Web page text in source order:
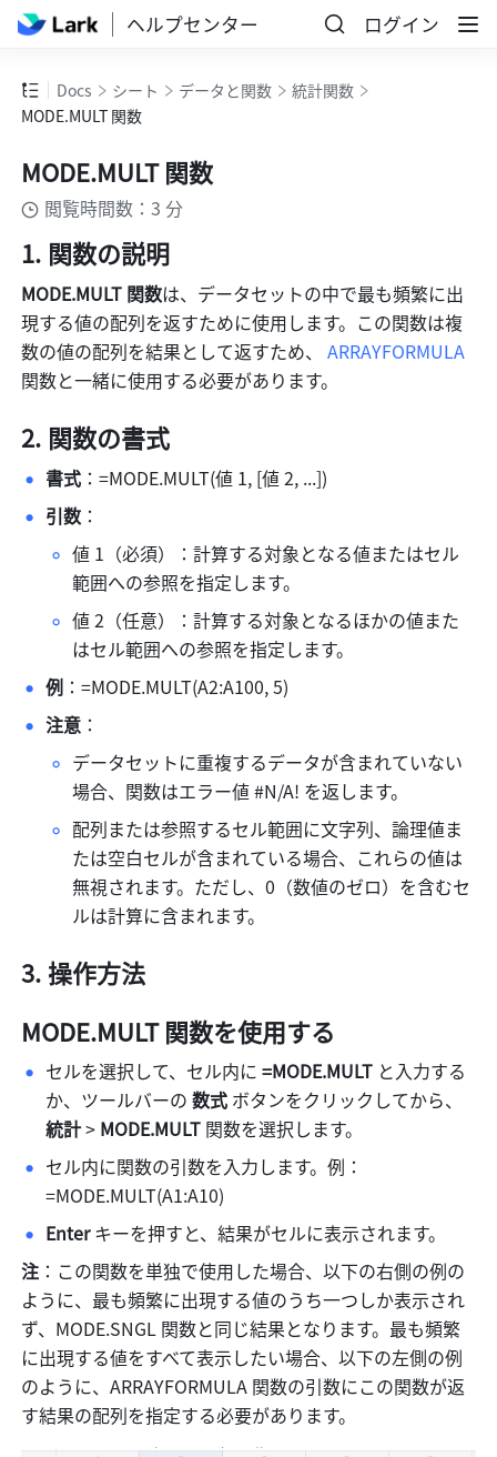
ヘルプセンター ログイン
Docs シート データと関数
統計関数
MODE.MULT 関数
MODE.MULT 関数
閲覧時間数：3 分
関数の説明
MODE.MULT 関数は、データセットの中で最も頻繁に出
現する値の配列を返すために使用します。この関数は複
数の値の配列を結果として返すため、 ARRAYFORMULA
関数と一緒に使用する必要があります。
関数の書式
書式 ：=MODE.MULT(値 1, [値 2, ...])
引数 ：
値 1（必須）：計算する対象となる値またはセル
範囲への参照を指定します。
値 2（任意）：計算する対象となるほかの値また
はセル範囲への参照を指定します。
例 ：=MODE.MULT(A2:A100, 5)
注意 ：
データセットに重複するデータが含まれていない
場合、関数はエラー値 #N/A! を返します。
配列または参照するセル範囲に文字列、論理値ま
たは空白セルが含まれている場合、これらの値は
無視されます。ただし、0（数値のゼロ）を含むセ
ルは計算に含まれます。
操作方法
MODE.MULT 関数を使用する
セルを選択して、セル内に =MODE.MULT と入力する
か、ツールバーの 数式 ボタンをクリックしてから、
統計 > MODE.MULT 関数を選択します。
セル内に関数の引数を入力します。例：
=MODE.MULT(A1:A10)
Enter キーを押すと、結果がセルに表示されます。
注 ：この関数を単独で使用した場合、以下の右側の例の
ように、最も頻繁に出現する値のうち一つしか表示され
ず、MODE.SNGL 関数と同じ結果となります。最も頻繁
に出現する値をすべて表示したい場合、以下の左側の例
のように、ARRAYFORMULA 関数の引数にこの関数が返
す結果の配列を指定する必要があります。